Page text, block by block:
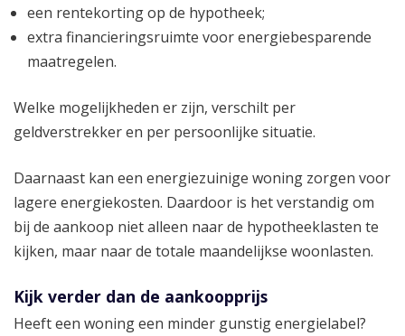
een rentekorting op de hypotheek;
extra financieringsruimte voor energiebesparende
maatregelen.
Welke mogelijkheden er zijn, verschilt per
geldverstrekker en per persoonlijke situatie.
Daarnaast kan een energiezuinige woning zorgen voor
lagere energiekosten. Daardoor is het verstandig om
bij de aankoop niet alleen naar de hypotheeklasten te
kijken, maar naar de totale maandelijkse woonlasten.
Kijk verder dan de aankoopprijs
Heeft een woning een minder gunstig energielabel?